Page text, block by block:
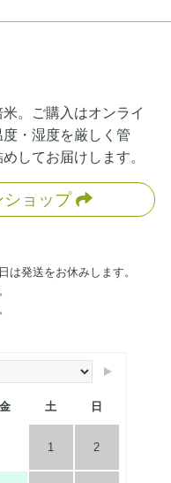
。ご購入はオンライ
・湿度を厳しく管
してお届けします。
ショップ
は発送をお休みします。
金 土 日
1 2